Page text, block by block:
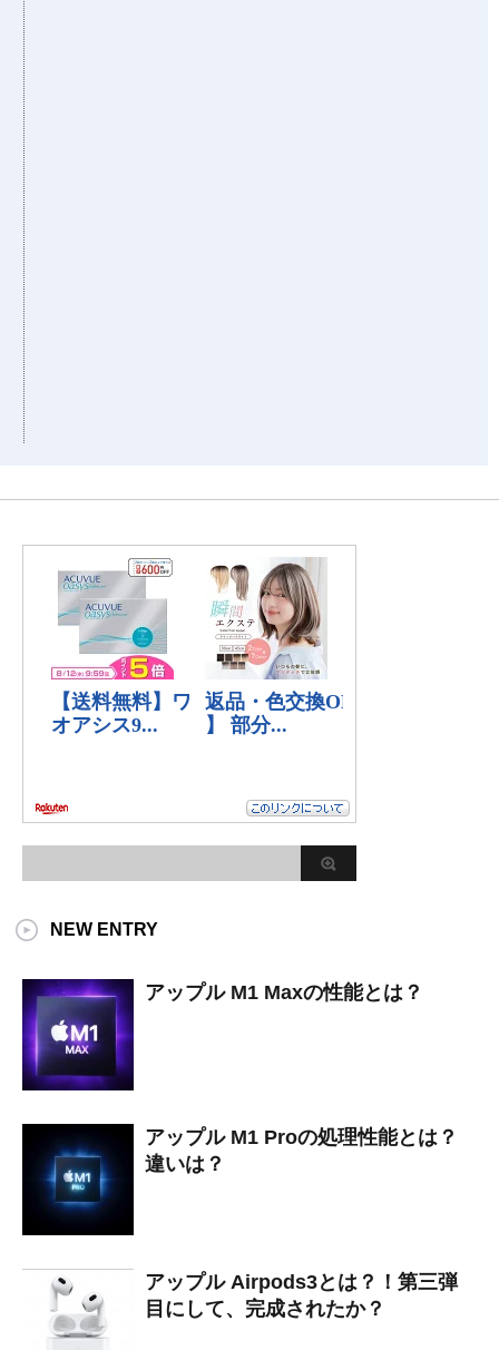
NEW ENTRY
アップル M1 Maxの性能とは？
アップル M1 Proの処理性能とは？
違いは？
アップル Airpods3とは？！第三弾
目にして、完成されたか？